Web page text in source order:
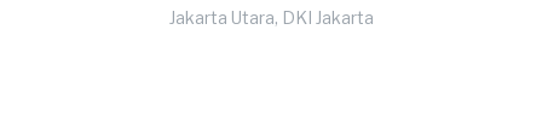
Jakarta Utara, DKI Jakarta